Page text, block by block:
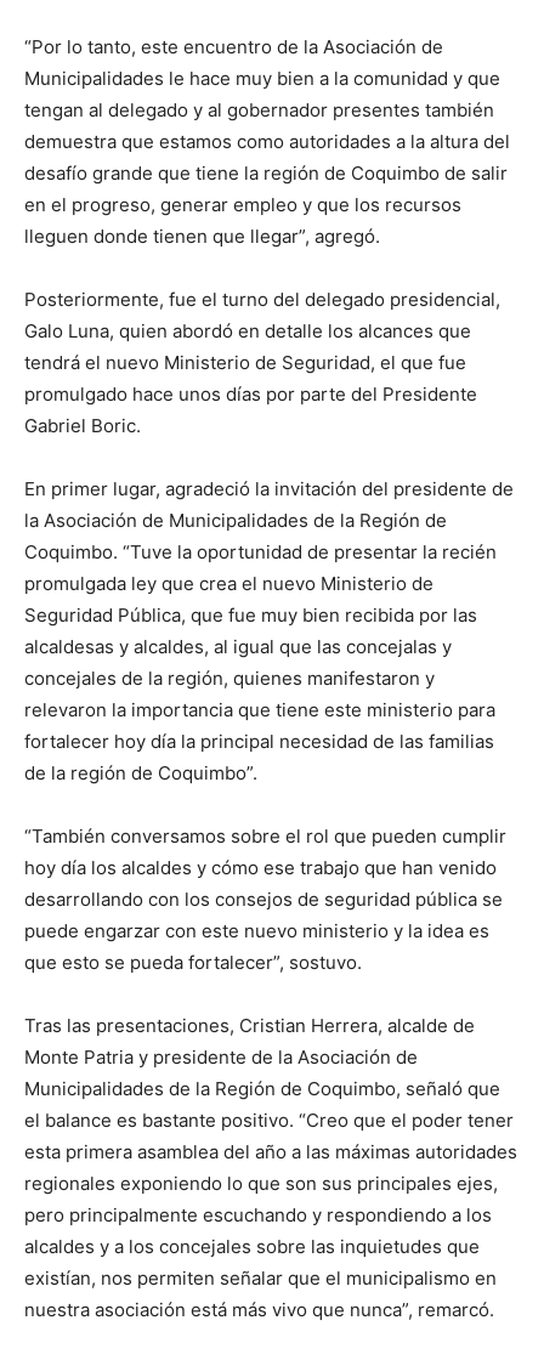
“Por lo tanto, este encuentro de la Asociación de
Municipalidades le hace muy bien a la comunidad y que
tengan al delegado y al gobernador presentes también
demuestra que estamos como autoridades a la altura del
desafío grande que tiene la región de Coquimbo de salir
en el progreso, generar empleo y que los recursos
lleguen donde tienen que llegar”, agregó.
Posteriormente, fue el turno del delegado presidencial,
Galo Luna, quien abordó en detalle los alcances que
tendrá el nuevo Ministerio de Seguridad, el que fue
promulgado hace unos días por parte del Presidente
Gabriel Boric.
En primer lugar, agradeció la invitación del presidente de
la Asociación de Municipalidades de la Región de
Coquimbo. “Tuve la oportunidad de presentar la recién
promulgada ley que crea el nuevo Ministerio de
Seguridad Pública, que fue muy bien recibida por las
alcaldesas y alcaldes, al igual que las concejalas y
concejales de la región, quienes manifestaron y
relevaron la importancia que tiene este ministerio para
fortalecer hoy día la principal necesidad de las familias
de la región de Coquimbo”.
“También conversamos sobre el rol que pueden cumplir
hoy día los alcaldes y cómo ese trabajo que han venido
desarrollando con los consejos de seguridad pública se
puede engarzar con este nuevo ministerio y la idea es
que esto se pueda fortalecer”, sostuvo.
Tras las presentaciones, Cristian Herrera, alcalde de
Monte Patria y presidente de la Asociación de
Municipalidades de la Región de Coquimbo, señaló que
el balance es bastante positivo. “Creo que el poder tener
esta primera asamblea del año a las máximas autoridades
regionales exponiendo lo que son sus principales ejes,
pero principalmente escuchando y respondiendo a los
alcaldes y a los concejales sobre las inquietudes que
existían, nos permiten señalar que el municipalismo en
nuestra asociación está más vivo que nunca”, remarcó.